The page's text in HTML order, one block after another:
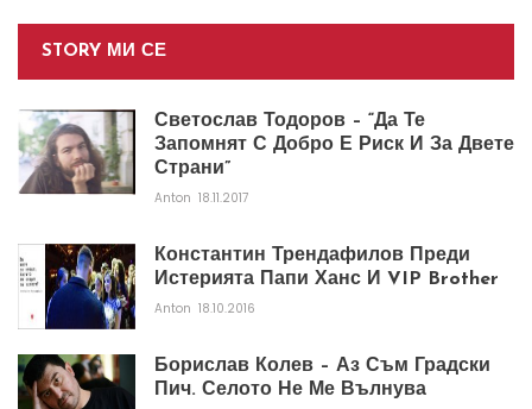
STORY МИ СЕ
Светослав Тодоров – “Да Те
Запомнят С Добро Е Риск И За Двете
Страни”
Anton 18.11.2017
Константин Трендафилов Преди
Истерията Папи Ханс И VIP Brother
Anton 18.10.2016
Борислав Колев – Аз Съм Градски
Пич. Селото Не Ме Вълнува